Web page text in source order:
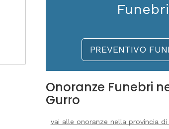
Funebri
PREVENTIVO
Onoranze Funebri
Gurro
vai alle onoranze nella provincia di